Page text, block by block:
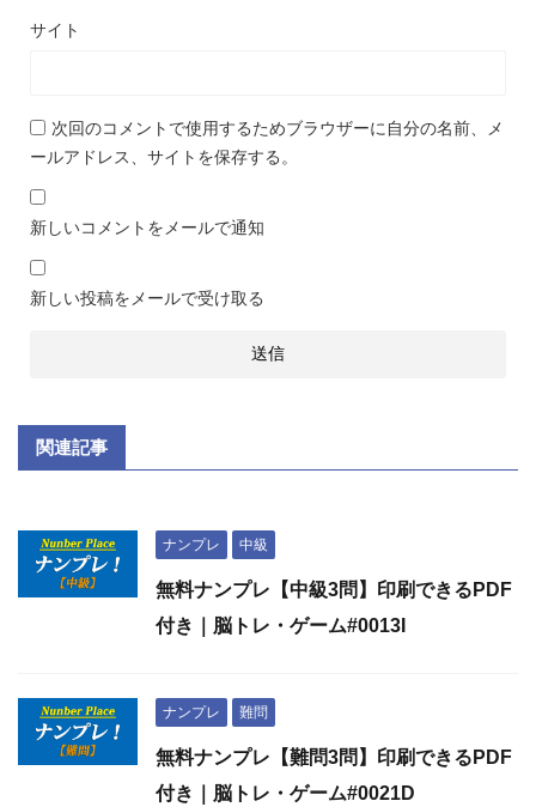
サイト
次回のコメントで使用するためブラウザーに自分の名前、メ
ールアドレス、サイトを保存する。
新しいコメントをメールで通知
新しい投稿をメールで受け取る
関連記事
ナンプレ 中級
無料ナンプレ【中級3問】印刷できるPDF
付き｜脳トレ・ゲーム#0013I
ナンプレ 難問
無料ナンプレ【難問3問】印刷できるPDF
付き｜脳トレ・ゲーム#0021D